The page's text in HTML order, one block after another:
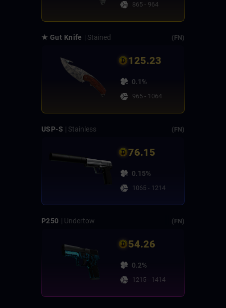
865 - 964
★ Gut Knife | Stained (FN)
125.23
0.1%
965 - 1064
USP-S | Stainless (FN)
76.15
0.15%
1065 - 1214
P250 | Undertow (FN)
54.26
0.2%
1215 - 1414